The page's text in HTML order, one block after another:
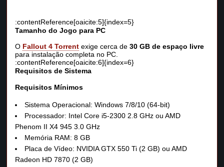
:contentReference[oaicite:5]{index=5}
Tamanho do Jogo para PC
O Fallout 4 Torrent exige cerca de30 GB de espaço livre
para instalação completa no PC.
:contentReference[oaicite:6]{index=6}
Requisitos de Sistema
Requisitos Mínimos
Sistema Operacional: Windows 7/8/10 (64-bit)
Processador: Intel Core i5-2300 2.8 GHz ou AMD
Phenom II X4 945 3.0 GHz
Memória RAM: 8 GB
Placa de Vídeo: NVIDIA GTX 550 Ti (2 GB) ou AMD
Radeon HD 7870 (2 GB)